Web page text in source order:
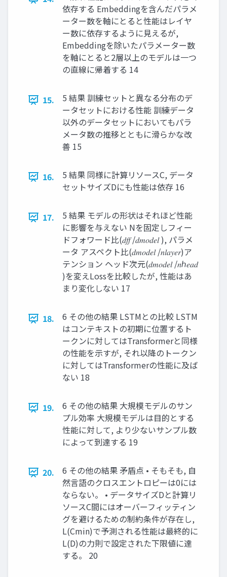
依存する Embeddingを含んだパラメ
ーター数を軸にとると性能はレイヤ
ー数に依存するように見えるが,
Embeddingを除いたパラメーター数
を軸にとると2層以上のモデルは一つ
の直線に帰着する 14
15.
5 結果 訓練セットと異なる分布のデ
ータセットにおける性能 訓練データ
以外のデータセットにおいてもパラ
メータ数の推移とともに滑らかな改
善 15
16.
5 結果 同様に計算リソースC, データ
セットサイズDにも性能は依存 16
17.
5 結果 モデルの形状はそれほど性能
に影響を与えない Nを固定しフィー
ドフォワード比(𝑑𝑓𝑓 /𝑑𝑚𝑜𝑑𝑒𝑙 ), パラメ
ータ アスペクト比(𝑑𝑚𝑜𝑑𝑒𝑙 /𝑛𝑙𝑎𝑦𝑒𝑟)ア
テンション ヘッド次元(𝑑𝑚𝑜𝑑𝑒𝑙 /𝑛ℎ𝑒𝑎𝑑
)を変えLossを比較したが, 性能はあ
まり変化しない 17
18.
6 その他の結果 LSTMとの比較 LSTM
はコンテキストの初期に位置するト
ークンに対してはTransformerと同様
の性能を示すが, それ以降のトークン
に対してはTransformerの性能に及ば
ない 18
19.
6 その他の結果 大規模モデルのサン
プル効率 大規模モデルは目的とする
性能に対して, より少ないサンプル数
によって到達する 19
20.
6 その他の結果 矛盾点 • そもそも, 自
然言語のクロスエントロピーは0には
ならない。 • データサイズDと計算リ
ソースC間にはオーバーフィッティン
グを避けるための制約条件が存在し,
L(Cmin)で予測される性能は最終的に
L(D)の力則で設定された下限値に達
する。 20